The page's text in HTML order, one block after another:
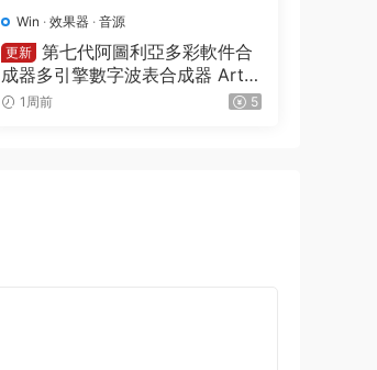
Win ·效果器 ·音源
更新
第七代阿圖利亞多彩軟件合
成器多引擎數字波表合成器 Artur
ia Pigments v7.0.1 CE-V.R WIN
1周前 5